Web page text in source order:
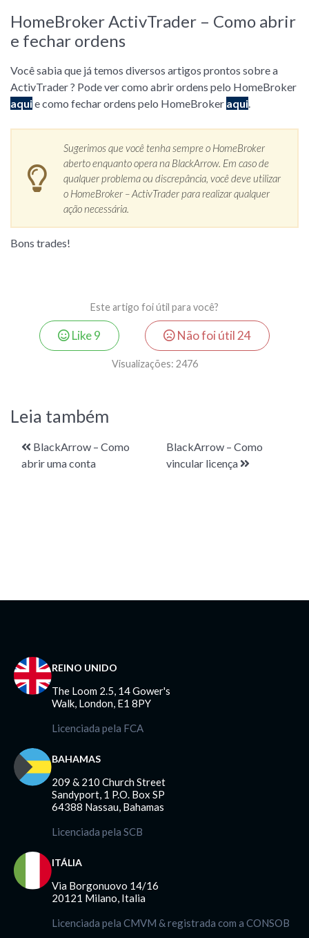
HomeBroker ActivTrader – Como abrir
e fechar ordens
Você sabia que já temos diversos artigos prontos sobre a
ActivTrader ? Pode ver como abrir ordens pelo HomeBroker
aquie como fechar ordens pelo HomeBroker aqui
Sugerimos que você tenha sempre o HomeBroker
aberto enquanto opera na BlackArrow. Em caso de
qualquer problema ou discrepância, você deve utilizar
o HomeBroker – ActivTrader para realizar qualquer
ação necessária.
Bons trades!
Este artigo foi útil para você?
Like9 Não foi útil 24
Visualizações: 2476
Leia também
BlackArrow – Como
abrir uma conta
BlackArrow – Como
vincular licença
REINO UNIDO
The Loom 2.5, 14 Gower's
Walk, London, E1 8PY
Licenciada pela FCA
BAHAMAS
209 & 210 Church Street
Sandyport, 1 P.O. Box SP
64388 Nassau, Bahamas
Licenciada pela SCB
ITÁLIA
Via Borgonuovo 14/16
20121 Milano, Italia
Licenciada pela CMVM & registrada com a CONSOB